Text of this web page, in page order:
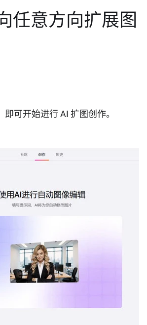
任意方向扩展图
可开始进行 AI 扩图创作。